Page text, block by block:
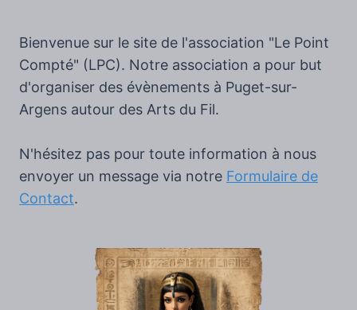
Bienvenue sur le site de l'association "Le Point
Compté" (LPC). Notre association a pour but
d'organiser des évènements à Puget-sur-
Argens autour des Arts du Fil.
N'hésitez pas pour toute information à nous
envoyer un message via notre Formulaire de
Contact.